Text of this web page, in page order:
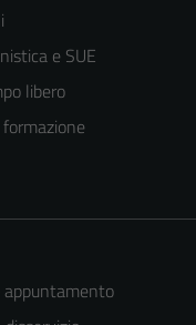
e SUE
libero
appuntamento